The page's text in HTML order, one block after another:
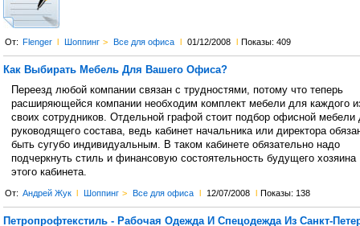
От: Flenger l Шоппинг > Все для офиса l 01/12/2008 l Показы: 409
Как Выбирать Мебель Для Вашего Офиса?
Переезд любой компании связан с трудностями, потому что теперь
расширяющейся компании необходим комплект мебели для каждого
своих сотрудников. Отдельной графой стоит подбор офисной мебели
руководящего состава, ведь кабинет начальника или директора
быть сугубо индивидуальным. В таком кабинете обязательно надо
подчеркнуть стиль и финансовую состоятельность будущего хозяина
этого кабинета.
От: Андрей Жук l Шоппинг > Все для офиса l 12/07/2008 l Показы: 138
Петропрофтекстиль - Рабочая Одежда И Спецодежда Из Санкт-